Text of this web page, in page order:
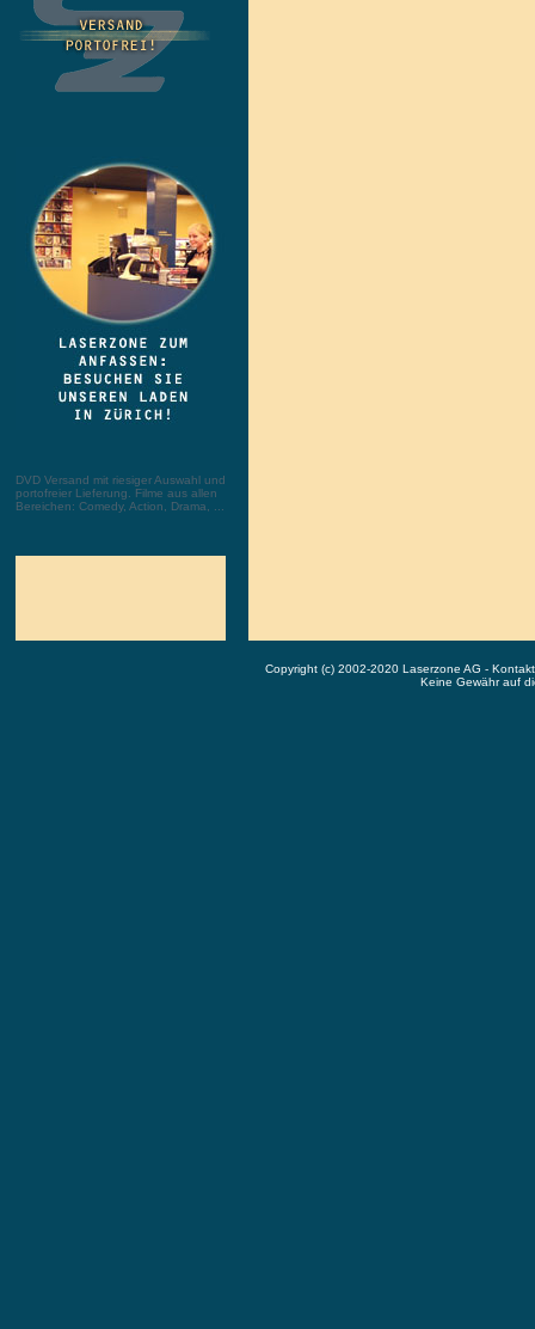
DVD Versand mit riesiger Auswahl und
portofreier Lieferung. Filme aus allen
Bereichen: Comedy, Action, Drama, ...
Copyright (c) 2002-2020 Laserzone AG -
Keine Gewähr auf